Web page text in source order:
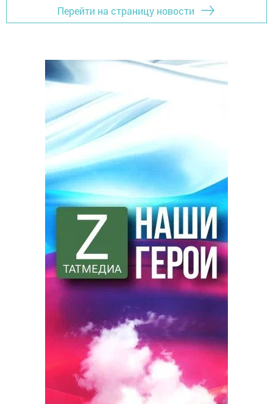
Перейти на страницу новости